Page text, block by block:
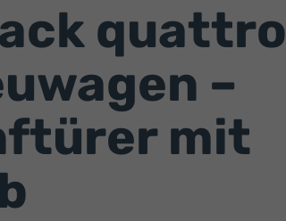
quattro
–
mit